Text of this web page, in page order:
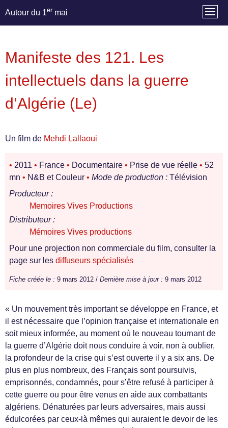
Autour du 1er mai
Manifeste des 121. Les
intellectuels dans la guerre
d’Algérie (Le)
Un film de Mehdi Lallaoui
• 2011 • France • Documentaire • Prise de vue réelle • 52
mn • N&B et Couleur • Mode de production : Télévision
Producteur :
Memoires Vives Productions
Distributeur :
Mémoires Vives productions
Pour une projection non commerciale du film, consulter la
page sur les diffuseurs spécialisés
Fiche créée le : 9 mars 2012 / Dernière mise à jour : 9 mars 2012
« Un mouvement très important se développe en France, et
il est nécessaire que l’opinion française et internationale en
soit mieux informée, au moment où le nouveau tournant de
la guerre d’Algérie doit nous conduire à voir, non à oublier,
la profondeur de la crise qui s’est ouverte il y a six ans. De
plus en plus nombreux, des Français sont poursuivis,
emprisonnés, condamnés, pour s’être refusé à participer à
cette guerre ou pour être venus en aide aux combattants
algériens. Dénaturées par leurs adversaires, mais aussi
édulcorées par ceux-là mêmes qui auraient le devoir de les